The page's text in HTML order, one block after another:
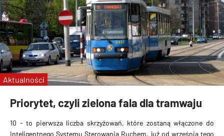
Priorytet, czyli zielona fala dla tramwaju
10 -to pierwsza liczba skrzyżowań, które zostaną włączone do
Inteligentnego Systemu Sterowania Ruchem, już od września tego
Aktualności